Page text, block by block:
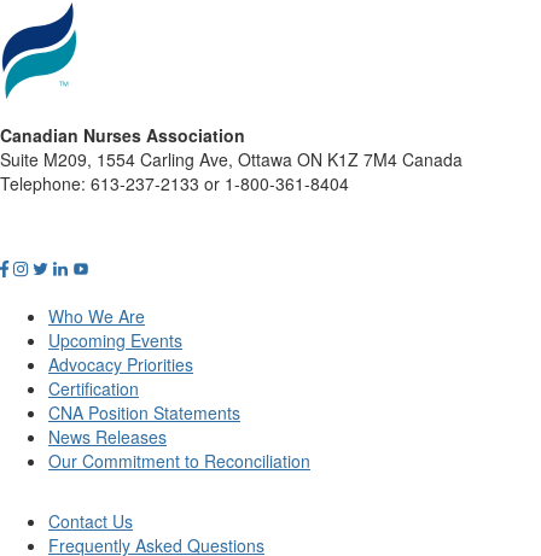
Canadian Nurses Association
Suite M209, 1554 Carling Ave, Ottawa ON K1Z 7M4 Canada
Telephone: 613-237-2133 or 1-800-361-8404
Who We Are
Upcoming Events
Advocacy Priorities
Certification
CNA Position Statements
News Releases
Our Commitment to Reconciliation
Contact Us
Frequently Asked Questions